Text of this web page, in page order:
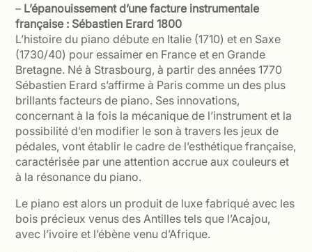
– L’épanouissement d’une facture instrumentale
française : Sébastien Erard 1800
L’histoire du piano débute en Italie (1710) et en Saxe
(1730/40) pour essaimer en France et en Grande
Bretagne. Né à Strasbourg, à partir des années 1770
Sébastien Erard s’affirme à Paris comme un des plus
brillants facteurs de piano. Ses innovations,
concernant à la fois la mécanique de l’instrument et la
possibilité d’en modifier le son à travers les jeux de
pédales, vont établir le cadre de l’esthétique française,
caractérisée par une attention accrue aux couleurs et
à la résonance du piano.
Le piano est alors un produit de luxe fabriqué avec les
bois précieux venus des Antilles tels que l’Acajou,
avec l’ivoire et l’ébène venu d’Afrique.